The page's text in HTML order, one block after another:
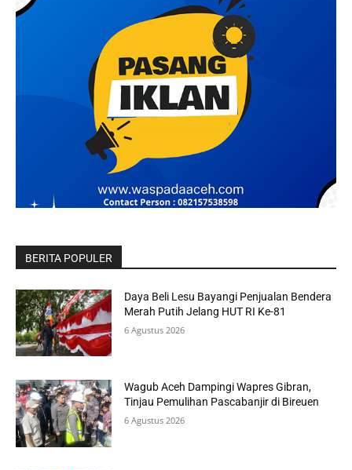
BERITA POPULER
Daya Beli Lesu Bayangi Penjualan Bendera
Merah Putih Jelang HUT RI Ke-81
6 Agustus 2026
Wagub Aceh Dampingi Wapres Gibran,
Tinjau Pemulihan Pascabanjir di Bireuen
6 Agustus 2026